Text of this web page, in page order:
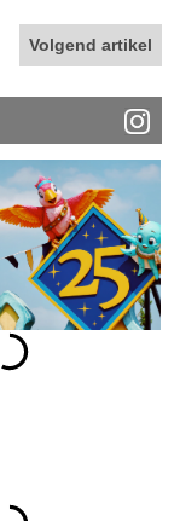
Volgend artikel